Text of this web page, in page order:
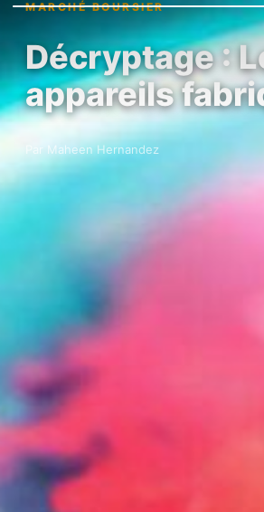
MARCHÉ BOURSIER
Décryptage :
appareils
Par Maheen Hernandez